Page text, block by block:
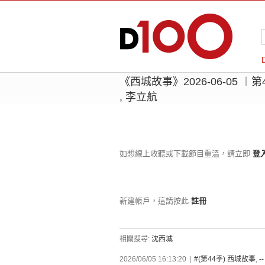
《西城故事》2026-06-05 ︱
, 李立航
如想線上收聽或下載節目重溫，請立即 登
新建帳戶，這請按此 註冊
相關搜尋: 沈西城
2026/06/05 16:13:20 #(第44季) 西城故事,